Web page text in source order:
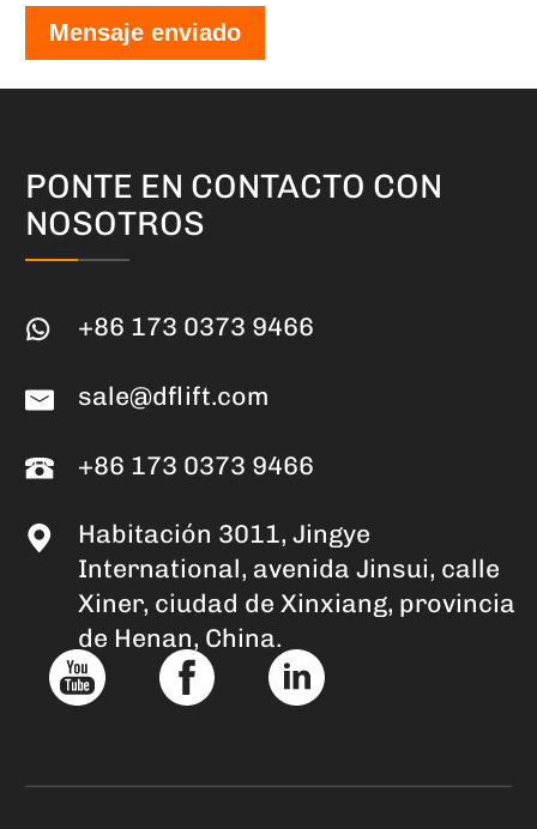
Mensaje enviado
PONTE EN CONTACTO CON
NOSOTROS
+86 173 0373 9466
sale@dflift.com
+86 173 0373 9466
Habitación 3011, Jingye
International, avenida Jinsui, calle
Xiner, ciudad de Xinxiang, provincia
de Henan, China.